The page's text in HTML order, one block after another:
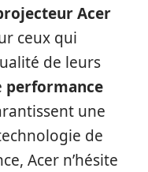
Acer
ceux qui
de leurs
performance
une
de
Acer n’hésite